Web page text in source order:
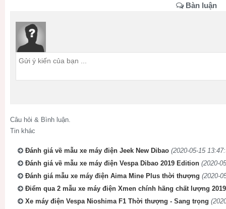
Bàn luận
Câu hỏi & Bình luận.
Tin khác
Đánh giá về mẫu xe máy điện Jeek New Dibao (2020-05-15
Đánh giá về mẫu xe máy điện Vespa Dibao 2019 Edition (2020-
Đánh giá mẫu xe máy điện Aima Mine Plus thời thượng (2020-
Điểm qua 2 mẫu xe máy điện Xmen chính hãng chất lượng 2019
Xe máy điện Vespa Nioshima F1 Thời thượng - Sang trọng